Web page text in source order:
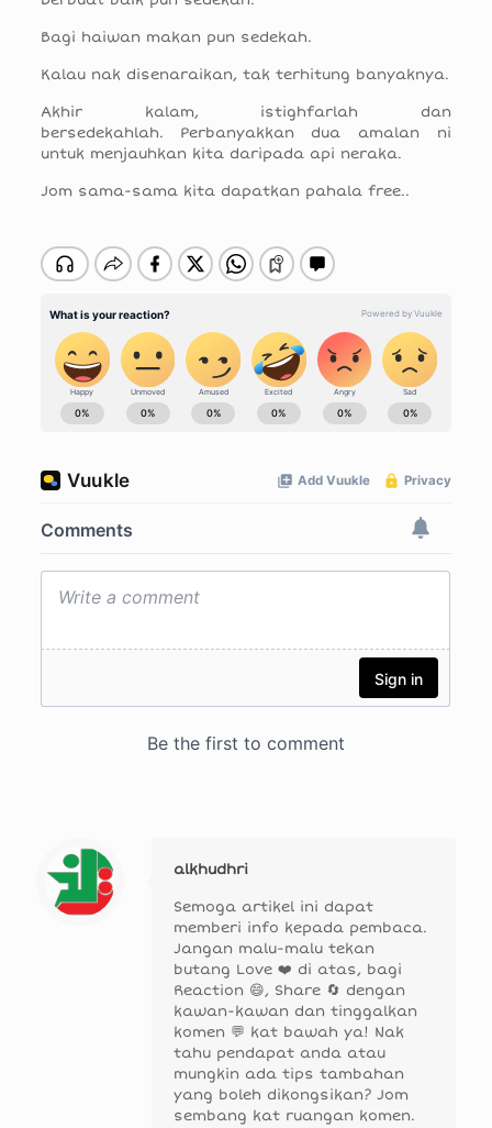
Bagi haiwan makan pun sedekah.
Kalau nak disenaraikan, tak terhitung banyaknya.
Akhir kalam, istighfarlah dan
bersedekahlah. Perbanyakkan dua amalan ni
untuk menjauhkan kita daripada api neraka.
Jom sama-sama kita dapatkan pahala free..
alkhudhri
Semoga artikel ini dapat
memberi info kepada pembaca.
Jangan malu-malu tekan
butang Love ❤️ di atas, bagi
Reaction 😄, Share 🔄 dengan
kawan-kawan dan tinggalkan
komen 💬 kat bawah ya! Nak
tahu pendapat anda atau
mungkin ada tips tambahan
yang boleh dikongsikan? Jom
sembang kat ruangan komen.